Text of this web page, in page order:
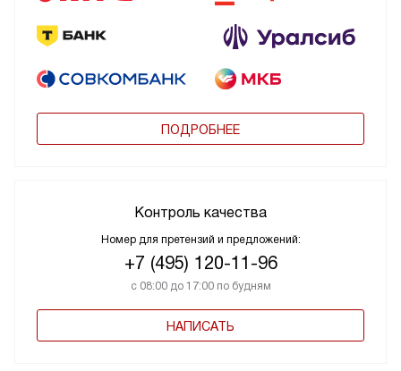
ПОДРОБНЕЕ
Контроль качества
Номер для претензий и предложений:
+7 (495) 120-11-96
с 08:00 до 17:00 по будням
НАПИСАТЬ